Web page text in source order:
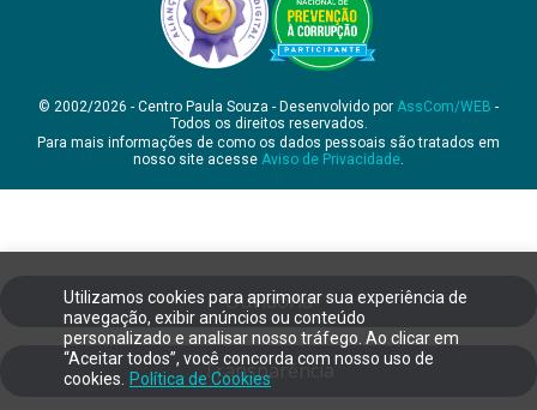
Utilizamos cookies para aprimorar sua experiência de
navegação, exibir anúncios ou conteúdo
personalizado e analisar nosso tráfego. Ao clicar em
“Aceitar todos”, você concorda com nosso uso de
cookies.
Política de Cookies
© 2002/2026 - Centro Paula Souza - Desenvolvido por AssCom/WEB -
Todos os direitos reservados.
Para mais informações de como os dados pessoais são tratados em
nosso site acesse Aviso de Privacidade.
Ouvidoria
Transparência